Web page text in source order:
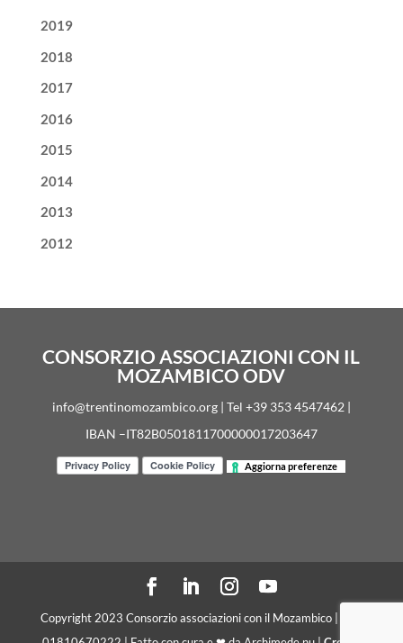
2019
2018
2017
2016
2015
2014
2013
2012
CONSORZIO ASSOCIAZIONI CON IL
MOZAMBICO ODV
info@trentinomozambico.org | Tel +39 353 4547462 |
IBAN –IT82B0501811700000017203647
Aggiorna preferenze
Copyright 2023 Consorzio associazioni con il Mozambico | C. F.